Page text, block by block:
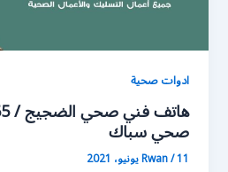
ادوات صحية
صحي سباك
Rwan/11 يونيو، 2021